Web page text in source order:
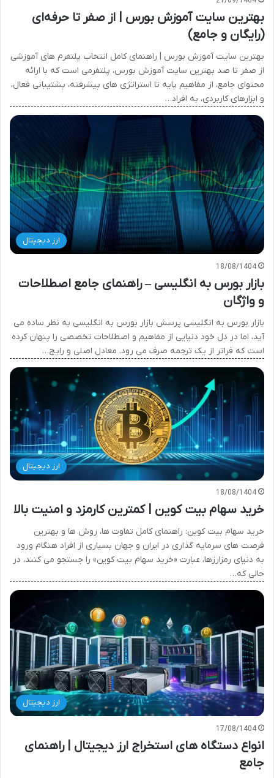
بهترین سایت آموزش بورس | از صفر تا حرفه‌ای
(رایگان و جامع)
بهترین سایت آموزش بورس | راهنمای کامل انتخاب پلتفرم های آموزشی
از صفر تا صد بهترین سایت آموزش بورس، پلتفرمی است که با ارائه
محتوای جامع، از مفاهیم پایه تا استراتژی های پیشرفته، پشتیبانی فعال،
و ابزارهای کاربردی، به افراد…
ارز دیجیتال
18/08/1404
بازار بورس به انگلیسی – راهنمای جامع اصطلاحات
و واژگان
بازار بورس به انگلیسی پرسش بازار بورس به انگلیسی به نظر ساده می
آید، اما در دل خود دنیایی از مفاهیم و اصطلاحات تخصصی را پنهان کرده
است که فراتر از یک ترجمه صرف می رود. معادل اصلی و رایج…
ارز دیجیتال
18/08/1404
خرید سهام بیت کوین | کمترین کارمزد و امنیت بالا
خرید سهام بیت کوین: راهنمای کامل تفاوت ها، روش ها و بهترین
فرصت های سرمایه گذاری در ایران و جهان بسیاری از افراد هنگام ورود
به دنیای رمزارزها، عبارت «خرید سهام بیت کوین» را جستجو می کنند، در
حالی که…
ارز دیجیتال
17/08/1404
انواع دستگاه های استخراج ارز دیجیتال | راهنمای
جامع